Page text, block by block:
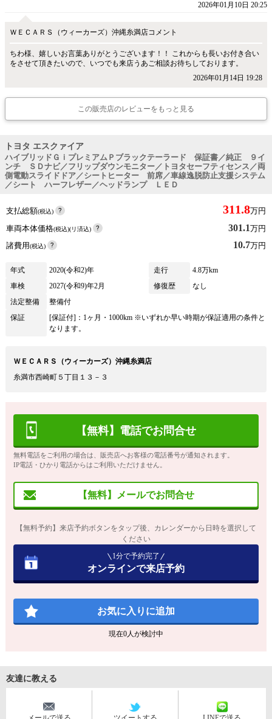
2026年01月10日 20:25
ＷＥＣＡＲＳ（ウィーカーズ）沖縄糸満店コメント
ちわ様、嬉しいお言葉ありがとうございます！！ これからも長いお付き合い
をさせて頂きたいので、いつでも来店うあご相談お待ちしております。
2026年01月14日 19:28
この販売店のレビューをもっと見る
トヨタ エスクァイア
ハイブリッドＧｉプレミアムＰブラックテーラード 保証書／純正 ９イ
ンチ ＳＤナビ／フリップダウンモニター／トヨタセーフティセンス／両
側電動スライドドア／シートヒーター 前席／車線逸脱防止支援システム
／シート ハーフレザー／ヘッドランプ ＬＥＤ
支払総額(税込) 311.8万円
車両本体価格(税込)(リ済込) 301.1万円
諸費用(税込) 10.7万円
年式 2020(令和2)年 走行
4.8万km
車検
2027(令和9)年2月 修復歴
なし
法定整備
整備付
保証
[保証付]：1ヶ月・1000km ※いずれか早い時期が保証適用の条件と
なります。
ＷＥＣＡＲＳ（ウィーカーズ）沖縄糸満店
糸満市西崎町５丁目１３－３
【無料】電話でお問合せ
無料電話をご利用の場合は、販売店へお客様の電話番号が通知されます。
IP電話・ひかり電話からはご利用いただけません。
【無料】メールでお問合せ
【無料予約】来店予約ボタンをタップ後、カレンダーから日時を選択して
ください
1分で予約完了
オンラインで来店予約
お気に入りに追加
現在0人が検討中
友達に教える